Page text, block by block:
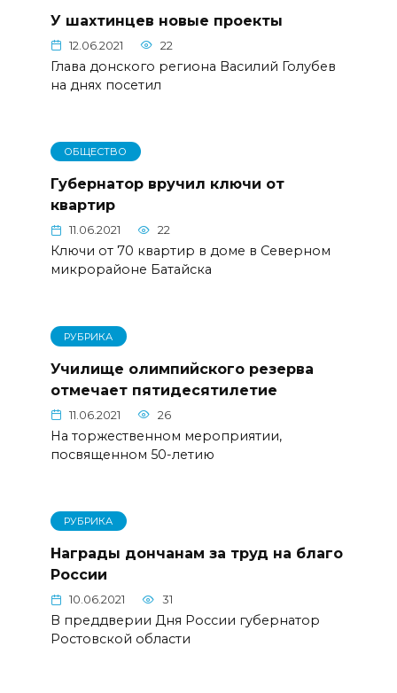
У шахтинцев новые проекты
12.06.2021 22
Глава донского региона Василий Голубев
на днях посетил
ОБЩЕСТВО
Губернатор вручил ключи от
квартир
11.06.2021 22
Ключи от 70 квартир в доме в Северном
микрорайоне Батайска
РУБРИКА
Училище олимпийского резерва
отмечает пятидесятилетие
11.06.2021 26
На торжественном мероприятии,
посвященном 50-летию
РУБРИКА
Награды дончанам за труд на благо
России
10.06.2021 31
В преддверии Дня России губернатор
Ростовской области